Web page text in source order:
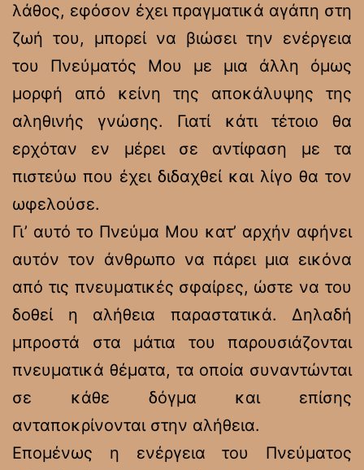
λάθος, εφόσον έχει πραγματικά αγάπη στη
ζωή του, μπορεί να βιώσει την ενέργεια
του Πνεύματός Μου με μια άλλη όμως
μορφή από κείνη της αποκάλυψης της
αληθινής γνώσης. Γιατί κάτι τέτοιο θα
ερχόταν εν μέρει σε αντίφαση με τα
πιστεύω που έχει διδαχθεί και λίγο θα τον
ωφελούσε.
Γι’ αυτό το Πνεύμα Μου κατ’ αρχήν αφήνει
αυτόν τον άνθρωπο να πάρει μια εικόνα
από τις πνευματικές σφαίρες, ώστε να του
δοθεί η αλήθεια παραστατικά. Δηλαδή
μπροστά στα μάτια του παρουσιάζονται
πνευματικά θέματα, τα οποία συναντώνται
σε κάθε δόγμα και επίσης
ανταποκρίνονται στην αλήθεια.
Επομένως η ενέργεια του Πνεύματος